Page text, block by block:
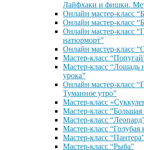
Лайфхаки и фишки.
Онлайн мастер-класс
Онлайн мастер-класс
Онлайн мастер-класс
натюрморт”
Онлайн мастер-класс
Мастер-класс
Мастер-класс “Лошадь
урока”
Онлайн мастер-класс
Туманное утро”
Мастер-класс
Мастер-класс “Большая
Мастер-класс
Мастер-класс “Голубая
Мастер-класс
Мастер-класс “Рыба”